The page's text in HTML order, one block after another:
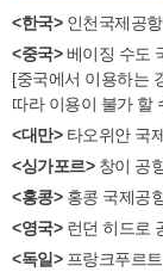
<한국> 인천국제공
<중국>베이징 수도
[중국에서 이용하는
따라 이용이 불가 할
<대만> 타오위안 국
<싱가포르> 창이 공
<홍콩> 홍콩 국제공
<영국> 런던 히드로
<독일> 프랑크푸르